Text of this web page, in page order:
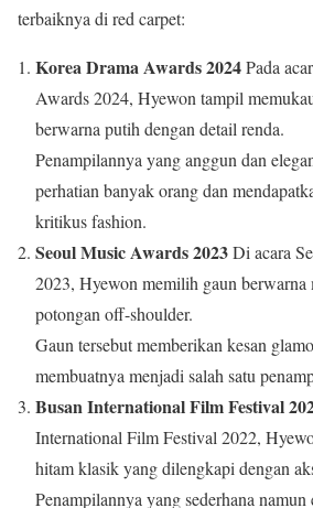
terbaiknya di red carpet:
Korea Drama Awards 2024Pada
Awards 2024, Hyewon tampil
berwarna putih dengan detail renda.
Penampilannya yang anggun dan
perhatian banyak orang dan
kritikus fashion.
Seoul Music Awards 2023Di acara
2023, Hyewon memilih gaun berwarna
potongan off-shoulder.
Gaun tersebut memberikan kesan
membuatnya menjadi salah satu
Busan International Film Festival
International Film Festival 2022,
hitam klasik yang dilengkapi dengan
Penampilannya yang sederhana